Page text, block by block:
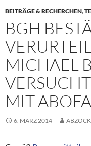
BEITRÄGE & RECHERCHEN,
BGH
MICHAEL
MIT
6. MÄRZ 2014